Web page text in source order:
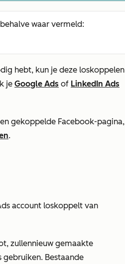
waar vermeld:
hebt, kun je deze loskoppelen
je Google Ads of LinkedIn Ads
gekoppelde Facebook-pagina,
.
account loskoppelt van
zullennieuw gemaakte
Bestaande